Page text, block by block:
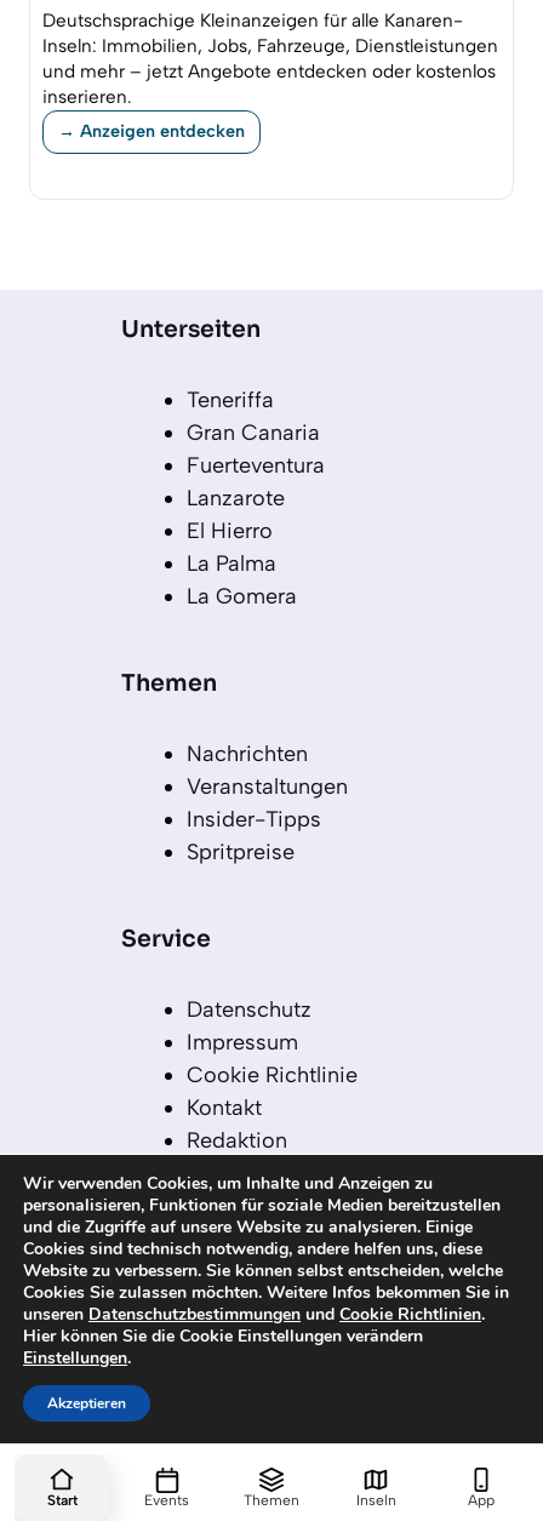
Deutschsprachige Kleinanzeigen für alle Kanaren-
Inseln: Immobilien, Jobs, Fahrzeuge, Dienstleistungen
und mehr – jetzt Angebote entdecken oder kostenlos
inserieren.
→ Anzeigen entdecken
Unterseiten
Teneriffa
Gran Canaria
Fuerteventura
Lanzarote
El Hierro
La Palma
La Gomera
Themen
Nachrichten
Veranstaltungen
Insider-Tipps
Spritpreise
Service
Datenschutz
Impressum
Cookie Richtlinie
Kontakt
Redaktion
Redaktionelle Leitlinien
Sitemap
Einsatz von KI in der
Redaktion
© 2026 kanaren-nachrichten.com – Alle
Rechte vorbehalten
Wir verwenden Cookies, um Inhalte und Anzeigen zu
personalisieren, Funktionen für soziale Medien bereitzustellen
und die Zugriffe auf unsere Website zu analysieren. Einige
Cookies sind technisch notwendig, andere helfen uns, diese
Website zu verbessern. Sie können selbst entscheiden, welche
Cookies Sie zulassen möchten. Weitere Infos bekommen Sie in
unseren Datenschutzbestimmungen und Cookie Richtlinien.
Hier können Sie die Cookie Einstellungen verändern
Einstellungen.
Akzeptieren
Start Events Themen Inseln App